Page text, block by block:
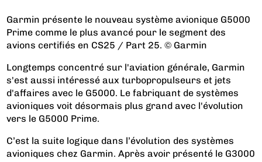
Garmin présente le nouveau système avionique G5000
Prime comme le plus avancé pour le segment des
avions certifiés en CS25 / Part 25. © Garmin
Longtemps concentré sur l'aviation générale, Garmin
s'est aussi intéressé aux turbopropulseurs et jets
d'affaires avec le G5000. Le fabriquant de systèmes
avioniques voit désormais plus grand avec l'évolution
vers le G5000 Prime.
C’est la suite logique dans l’évolution des systèmes
avioniques chez Garmin. Après avoir présenté le G3000